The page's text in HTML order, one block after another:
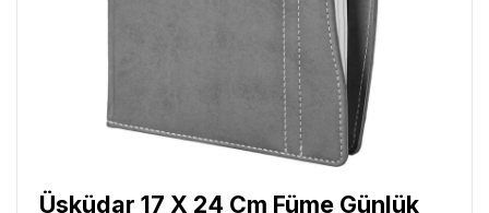
Üsküdar 17 X 24 Cm Füme Günlük